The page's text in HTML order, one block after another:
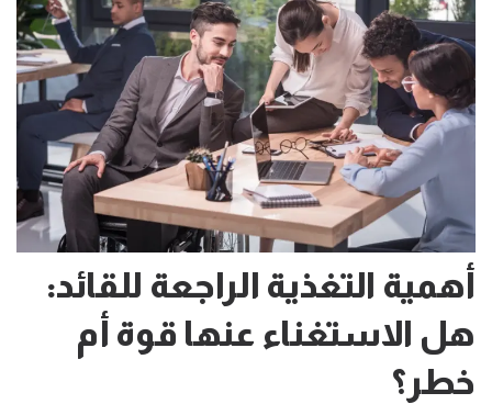
أهمية التغذية الراجعة للقائد:
هل الاستغناء عنها قوة أم
خطر؟